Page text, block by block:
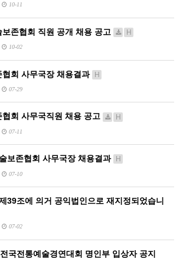
10-11
존협회 직원 공개 채용 공고 H
10-02
협회 사무국장 채용결과 H
07-29
회 사무국직원 채용 공고 H
07-11
보존협회 사무국장 채용결과 H
07-10
39조에 의거 공익법인으로 재지정되었습니
07-02
국전통예술경연대회 명인부 입상자 공지